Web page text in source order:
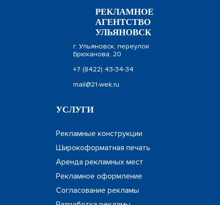
РЕКЛАМНОЕ
АГЕНТСТВО
УЛЬЯНОВСК
г. Ульяновск, переулок
Брюханова, 20
+7 (8422) 43-34-34
mail@21-wek.ru
УСЛУГИ
Рекламные конструкции
Широкоформатная печать
Аренда рекламных мест
Рекламное оформление
Согласование рекламы